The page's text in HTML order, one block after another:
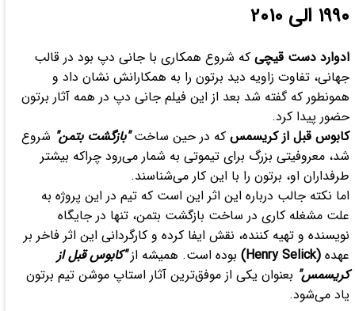
1990 الی 2010
ادوارد دست قیچیکه شروع همکاری با جانی دپ بود در قالب
جهانی، تفاوت زاویه دید برتون را به همکارانش نشان داد و
همونطور که گفته شد بعد از این فیلم جانی دپ در همه آثار برتون
حضور پیدا کرد.
کابوس قبل از کریسمسکه در حین ساخت"بازگشت بتمن" شروع
شد، معروفیتی بزرگ برای تیموتی به شمار می‌رود چراکه بیشتر
طرفداران او، برتون را با این کار می‌شناسند.
اما نکته جالب درباره این اثر این است که تیم در این پروژه به
علت مشغله کاری در ساخت بازگشت بتمن، تنها در جایگاه
نویسنده و تهیه کننده، نقش ایفا کرده و کارگردانی این اثر فاخر بر
عهده (Henry Selick) بوده است. همیشه از"کابوس قبل از
کریسمس" بعنوان یکی از موفق‌ترین آثار استاپ موشن تیم برتون
یاد می‌شود.